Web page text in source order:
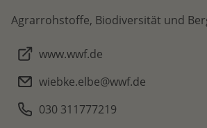
Agrarrohstoffe, Biodiversität und
www.wwf.de
wiebke.elbe@wwf.de
030 311777219